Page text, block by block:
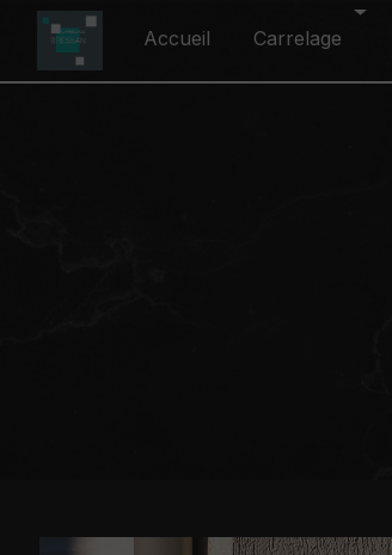
Accueil Carrelage
Panneau de gestion des cookies